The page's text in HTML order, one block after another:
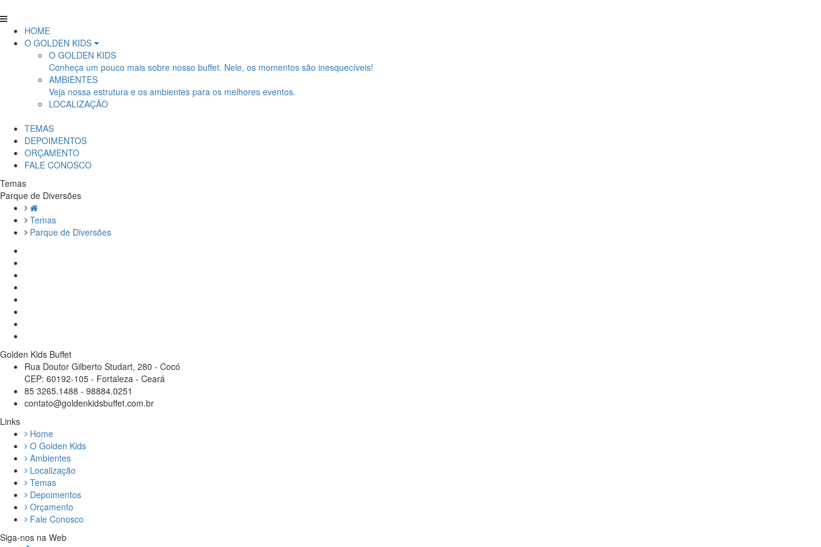
HOME
O GOLDEN KIDS
O GOLDEN KIDS
Conheça um pouco mais sobre nosso buffet. Nele, os momentos são inesquecíveis!
AMBIENTES
Veja nossa estrutura e os ambientes para os melhores eventos.
LOCALIZAÇÃO
TEMAS
DEPOIMENTOS
ORÇAMENTO
FALE CONOSCO
Temas
Parque de Diversões
Temas
Parque de Diversões
Golden Kids Buffet
Rua Doutor Gilberto Studart, 280 - Cocó
CEP: 60192-105 - Fortaleza - Ceará
85 3265.1488 - 98884.0251
contato@goldenkidsbuffet.com.br
Links
Home
O Golden Kids
Ambientes
Localização
Temas
Depoimentos
Orçamento
Fale Conosco
Siga-nos na Web